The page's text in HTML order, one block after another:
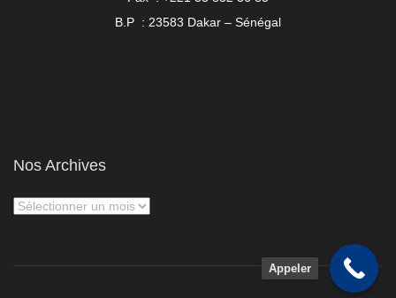
B.P : 23583 Dakar – Sénégal
Nos Archives
Appeler